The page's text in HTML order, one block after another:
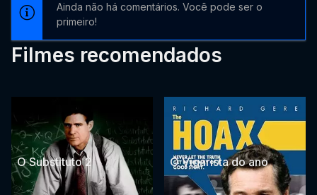
Ainda não há comentários. Você pode ser o
primeiro!
Filmes recomendados
O Substituto 2 O Vigarista do ano